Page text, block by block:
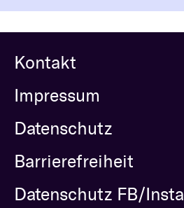
Kontakt
Impressum
Datenschutz
Barrierefreiheit
Datenschutz FB/Insta